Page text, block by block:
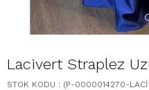
Lacivert Straplez
STOK KODU (P-0000014270-